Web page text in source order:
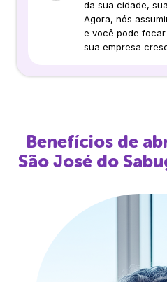
da sua cidade,
Agora, nós
e você pode
sua empresa
Benefícios de
São José do